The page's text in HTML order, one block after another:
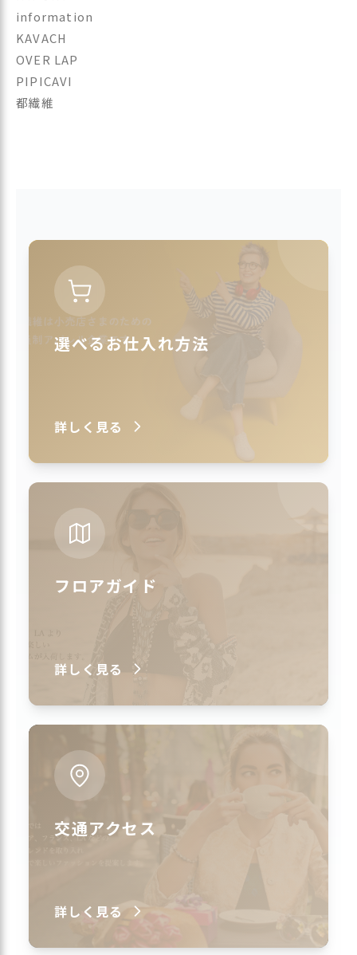
information
KAVACH
OVER LAP
PIPICAVI
都繊維
選べるお仕入れ方法
詳しく見る
フロアガイド
詳しく見る
交通アクセス
詳しく見る